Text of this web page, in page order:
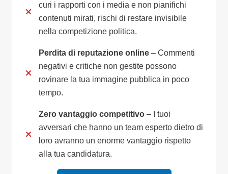
curi i rapporti con i media e non pianifichi
contenuti mirati, rischi di restare invisibile
nella competizione politica.
Perdita di reputazione online – Commenti
negativi e critiche non gestite possono
rovinare la tua immagine pubblica in poco
tempo.
Zero vantaggio competitivo – I tuoi
avversari che hanno un team esperto dietro di
loro avranno un enorme vantaggio rispetto
alla tua candidatura.